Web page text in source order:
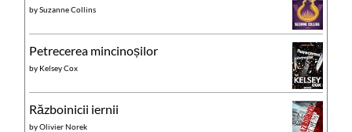
bySuzanne Collins
Petrecerea mincinoșilor
by Kelsey Cox
Războinicii iernii
byOlivier Norek